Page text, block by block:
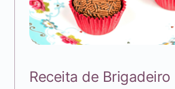
Receita de Brigadeiro